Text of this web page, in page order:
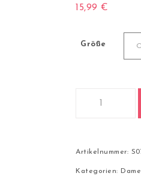
15,99€
Größe
Artikelnummer:
Kategorien: